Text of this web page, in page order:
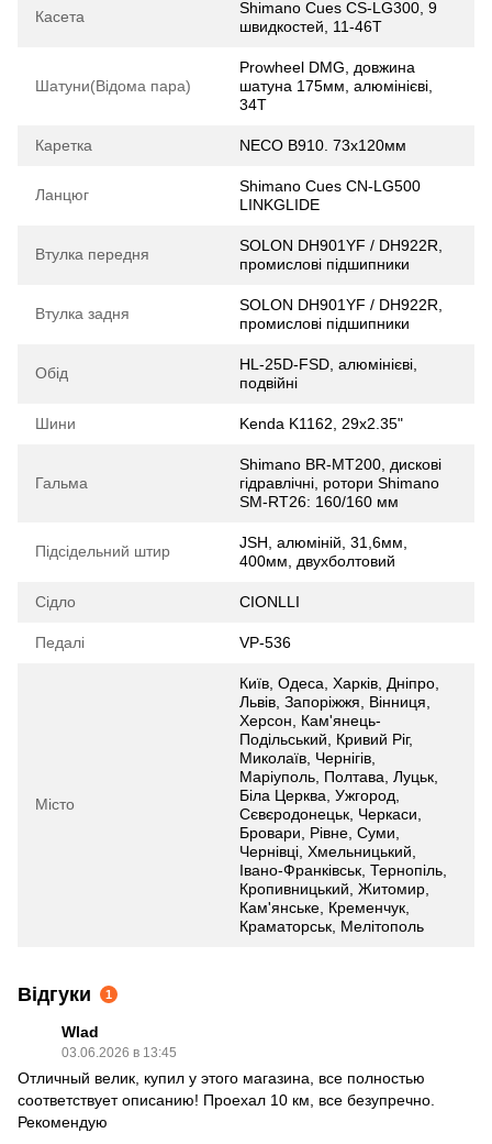
Касета
Shimano Cues CS-LG300, 9
швидкостей, 11-46T
Шатуни(Відома пара)
Prowheel DMG, довжина
шатуна 175мм, алюмінієві,
34T
Каретка NECO B910. 73x120мм
Ланцюг
Shimano Cues CN-LG500
LINKGLIDE
Втулка передня
SOLON DH901YF / DH922R,
промислові підшипники
Втулка задня
SOLON DH901YF / DH922R,
промислові підшипники
Обід
HL-25D-FSD, алюмінієві,
подвійні
Шини Kenda K1162, 29x2.35"
Гальма
Shimano BR-MT200, дискові
гідравлічні, ротори Shimano
SM-RT26: 160/160 мм
Підсідельний штир
JSH, алюміній, 31,6мм,
400мм, двухболтовий
Сідло CIONLLI
Педалі VP-536
Місто
Київ, Одеса, Харків, Дніпро,
Львів, Запоріжжя, Вінниця,
Херсон, Кам'янець-
Подільський, Кривий Ріг,
Миколаїв, Чернігів,
Маріуполь, Полтава, Луцьк,
Біла Церква, Ужгород,
Сєвєродонецьк, Черкаси,
Бровари, Рівне, Суми,
Чернівці, Хмельницький,
Івано-Франківськ, Тернопіль,
Кропивницький, Житомир,
Кам'янське, Кременчук,
Краматорськ, Мелітополь
Відгуки 1
Wlad
03.06.2026 в 13:45
Отличный велик, купил у этого магазина, все полностью
соответствует описанию! Проехал 10 км, все безупречно.
Рекомендую